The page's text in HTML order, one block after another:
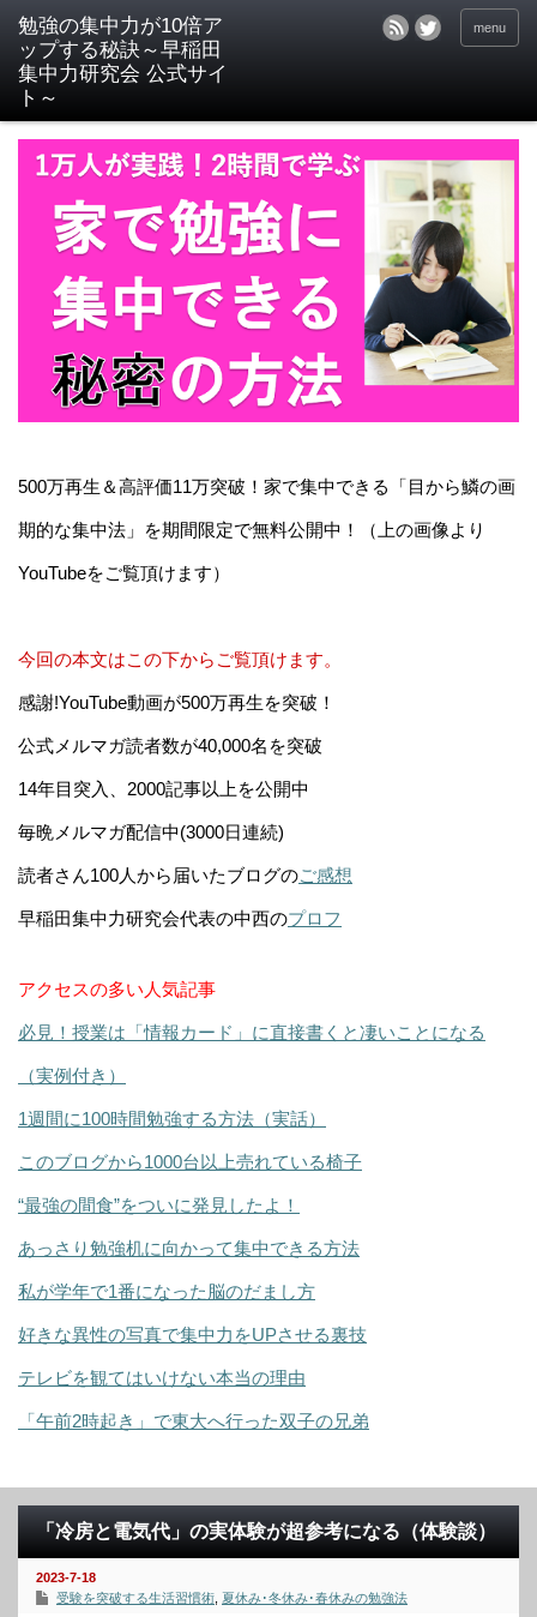
menu
500万再生＆高評価11万突破！家で集中できる「目から鱗の画
期的な集中法」を期間限定で無料公開中！（上の画像より
YouTubeをご覧頂けます）
今回の本文はこの下からご覧頂けます。
感謝!YouTube動画が500万再生を突破！
公式メルマガ読者数が40,000名を突破
14年目突入、2000記事以上を公開中
毎晩メルマガ配信中(3000日連続)
読者さん100人から届いたブログのご感想
早稲田集中力研究会代表の中西のプロフ
アクセスの多い人気記事
必見！授業は「情報カード」に直接書くと凄いことになる
（実例付き）
1週間に100時間勉強する方法（実話）
このブログから1000台以上売れている椅子
“最強の間食”をついに発見したよ！
あっさり勉強机に向かって集中できる方法
私が学年で1番になった脳のだまし方
好きな異性の写真で集中力をUPさせる裏技
テレビを観てはいけない本当の理由
「午前2時起き」で東大へ行った双子の兄弟
「冷房と電気代」の実体験が超参考になる（体験談）
2023-7-18
受験を突破する生活習慣術 夏休み･冬休み･春休みの勉強法